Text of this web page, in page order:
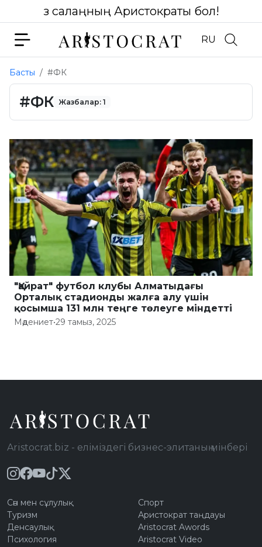
Өз салаңның Аристократы бол!
RU
Басты #ФК
#ФК Жазбалар: 1
"Қайрат" футбол клубы Алматыдағы
Орталық стадионды жалға алу үшін
қосымша 131 млн теңге төлеуге міндетті
Мәдениет•29 тамыз, 2025
Aristocrat.biz - еліміздегі бизнес-элитаның мінбері
Сән мен сұлулық
Туризм
Денсаулық
Психология
Спорт
Аристократ таңдауы
Aristocrat Awords
Aristocrat Video